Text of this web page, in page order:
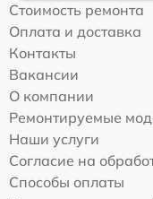
Стоимость ремонта
Оплата и доставка
Контакты
Вакансии
О компании
Ремонтируемые
Наши услуги
Согласие на
Способы оплаты